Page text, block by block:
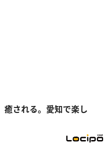
癒される。愛知で楽し